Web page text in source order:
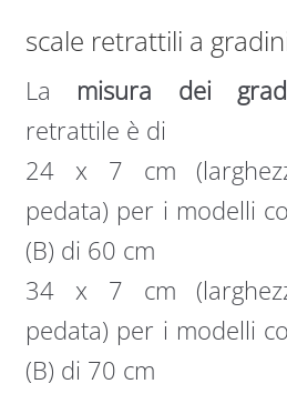
scale retrattili a
La misura dei
retrattile è di
24 x 7 cm
pedata) per i modelli
(B) di 60 cm
34 x 7 cm
pedata) per i modelli
(B) di 70 cm